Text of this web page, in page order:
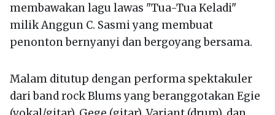
membawakan lagu lawas "Tua-Tua Keladi"
milik Anggun C. Sasmi yang membuat
penonton bernyanyi dan bergoyang bersama.
Malam ditutup dengan performa spektakuler
dari band rock Blums yang beranggotakan Egie